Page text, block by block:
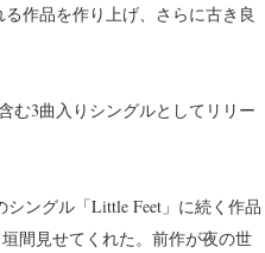
作品を作り上げ、さらに古き良
む3曲入りシングルとしてリリー
シングル「Little Feet」に続く作品
間見せてくれた。前作が夜の世